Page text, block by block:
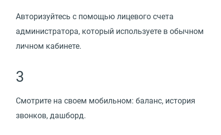
Авторизуйтесь с помощью лицевого счета
администратора, который используете в обычном
личном кабинете.
3
Смотрите на своем мобильном: баланс, история
звонков, дашборд.